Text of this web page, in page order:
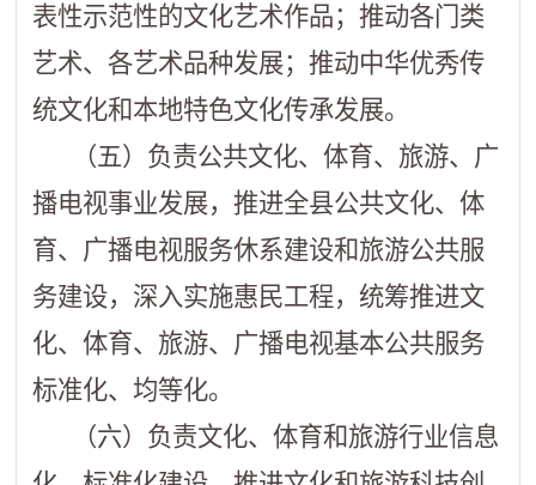
表性示范性的文化艺术作品；推动各门类
艺术、各艺术品种发展；推动中华优秀传
统文化和本地特色文化传承发展。
（五）负责公共文化、体育、旅游、广
播电视事业发展，推进全县公共文化、体
育、广播电视服务休系建设和旅游公共服
务建设，深入实施惠民工程，统筹推进文
化、体育、旅游、广播电视基本公共服务
标准化、均等化。
（六）负责文化、体育和旅游行业信息